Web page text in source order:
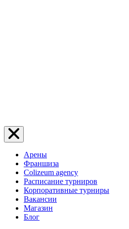
Арены
Франшиза
Colizeum agency
Расписание турниров
Корпоративные турниры
Вакансии
Магазин
Блог